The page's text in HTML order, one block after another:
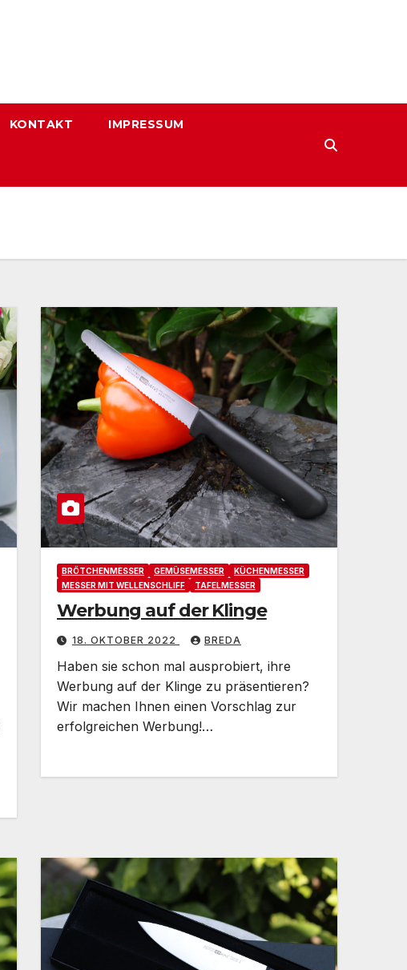
KONTAKT IMPRESSUM
BRÖTCHENMESSER GEMÜSEMESSER
KÜCHENMESSER
MESSER MIT WELLENSCHLIFF
TAFELMESSER
Werbung auf der Klinge
18. OKTOBER 2022 BREDA
Haben sie schon mal ausprobiert, ihre
Werbung auf der Klinge zu präsentieren?
Wir machen Ihnen einen Vorschlag zur
erfolgreichen Werbung!…